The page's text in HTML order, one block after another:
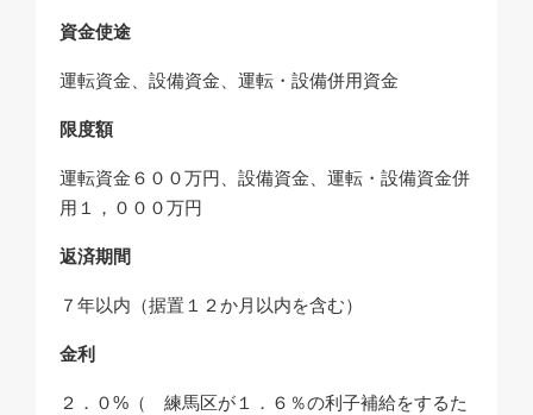
資金使途
運転資金、設備資金、運転・設備併用資金
限度額
運転資金６００万円、設備資金、運転・設備資金併
用１，０００万円
返済期間
７年以内（据置１２か月以内を含む）
金利
２．０%（ 練馬区が１．６％の利子補給をするた